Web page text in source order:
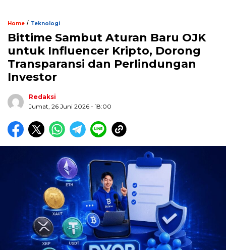
Home / Teknologi
Bittime Sambut Aturan Baru OJK
untuk Influencer Kripto, Dorong
Transparansi dan Perlindungan
Investor
Redaksi
Jumat, 26 Juni 2026 - 18:00